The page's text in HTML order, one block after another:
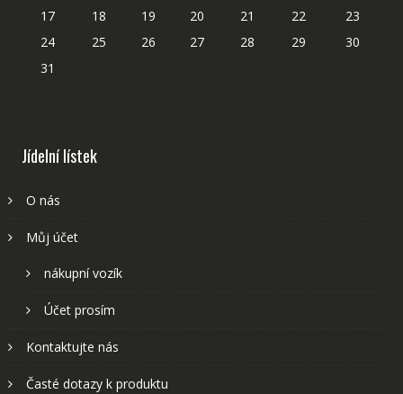
17
18 19 20 21 22
23
24
25 26 27 28 29
30
31
Jídelní lístek
O nás
Můj účet
nákupní vozík
Účet prosím
Kontaktujte nás
Časté dotazy k produktu